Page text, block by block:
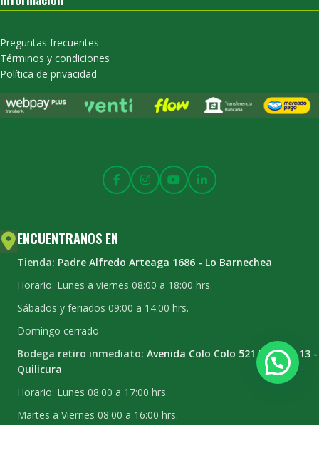
Preguntas frecuentes
Términos y condiciones
Política de privacidad
ENCUENTRANOS EN
Tienda: Padre Alfredo Arteaga 1686 - Lo Barnechea
Horario: Lunes a viernes 08:00 a 18:00 hrs.
Sábados y feriados 09:00 a 14:00 hrs.
Domingo cerrado
Bodega retiro inmediato: Avenida Colo Colo 521 bodega 13 -
Quilicura
Horario: Lunes 08:00 a 17:00 hrs.
Martes a Viernes 08:00 a 16:00 hrs.